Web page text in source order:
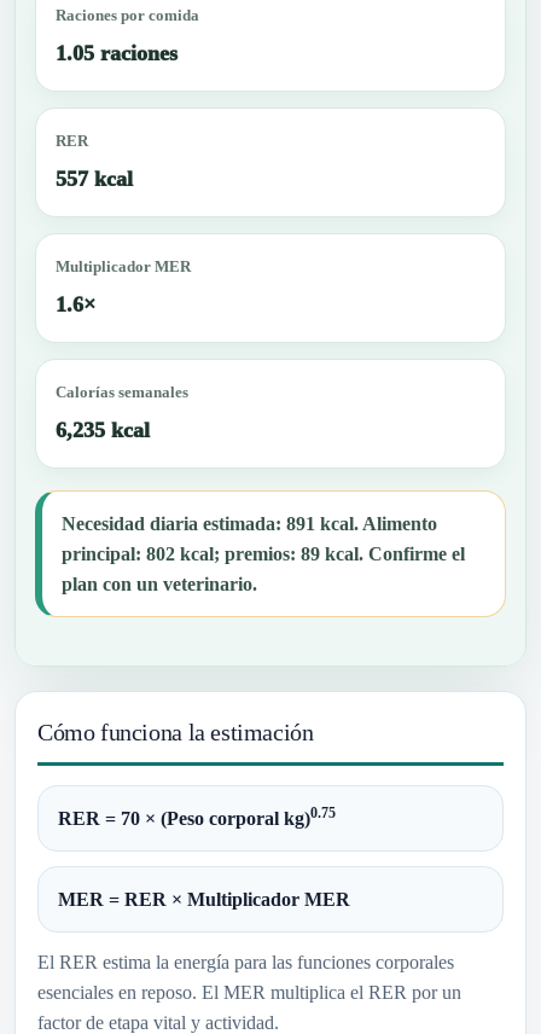
Raciones por comida
1.05 raciones
RER
557 kcal
Multiplicador MER
1.6×
Calorías semanales
6,235 kcal
Necesidad diaria estimada: 891 kcal. Alimento
principal: 802 kcal; premios: 89 kcal. Confirme el
plan con un veterinario.
Cómo funciona la estimación
RER = 70 × (Peso corporal kg)0.75
MER = RER × Multiplicador MER
El RER estima la energía para las funciones corporales
esenciales en reposo. El MER multiplica el RER por un
factor de etapa vital y actividad.